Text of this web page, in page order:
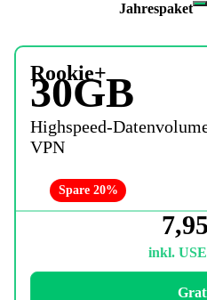
Jahrespaket
Rookie+
30GB
Highspeed-
VPN
Spare 20%
inkl.